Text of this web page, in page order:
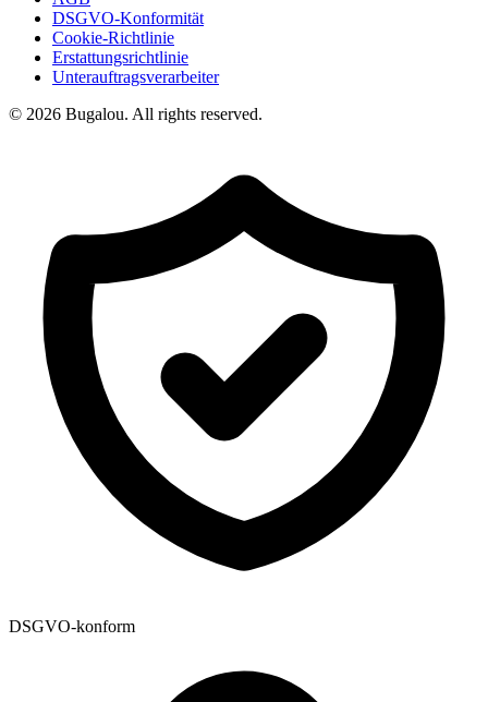
DSGVO-Konformität
Cookie-Richtlinie
Erstattungsrichtlinie
Unterauftragsverarbeiter
© 2026 Bugalou. All rights reserved.
DSGVO-konform